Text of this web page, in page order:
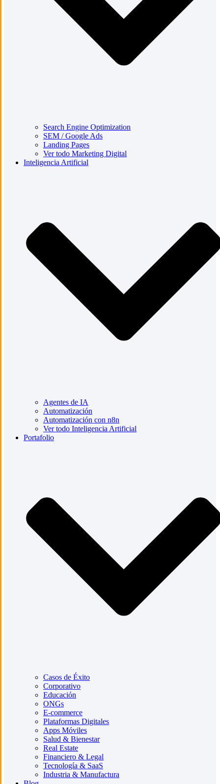
Search Engine Optimization
SEM / Google Ads
Landing Pages
Ver todo Marketing Digital
Inteligencia Artificial
Agentes de IA
Automatización
Automatización con n8n
Ver todo Inteligencia Artificial
Portafolio
Casos de Éxito
Corporativo
Educación
ONGs
E-commerce
Plataformas Digitales
Apps Móviles
Salud & Bienestar
Real Estate
Financiero & Legal
Tecnología & SaaS
Industria & Manufactura